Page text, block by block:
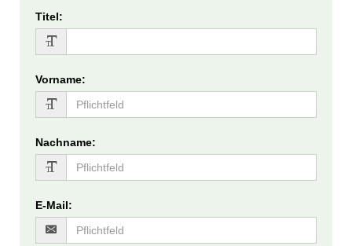
Titel:
Vorname:
Nachname:
E-Mail: